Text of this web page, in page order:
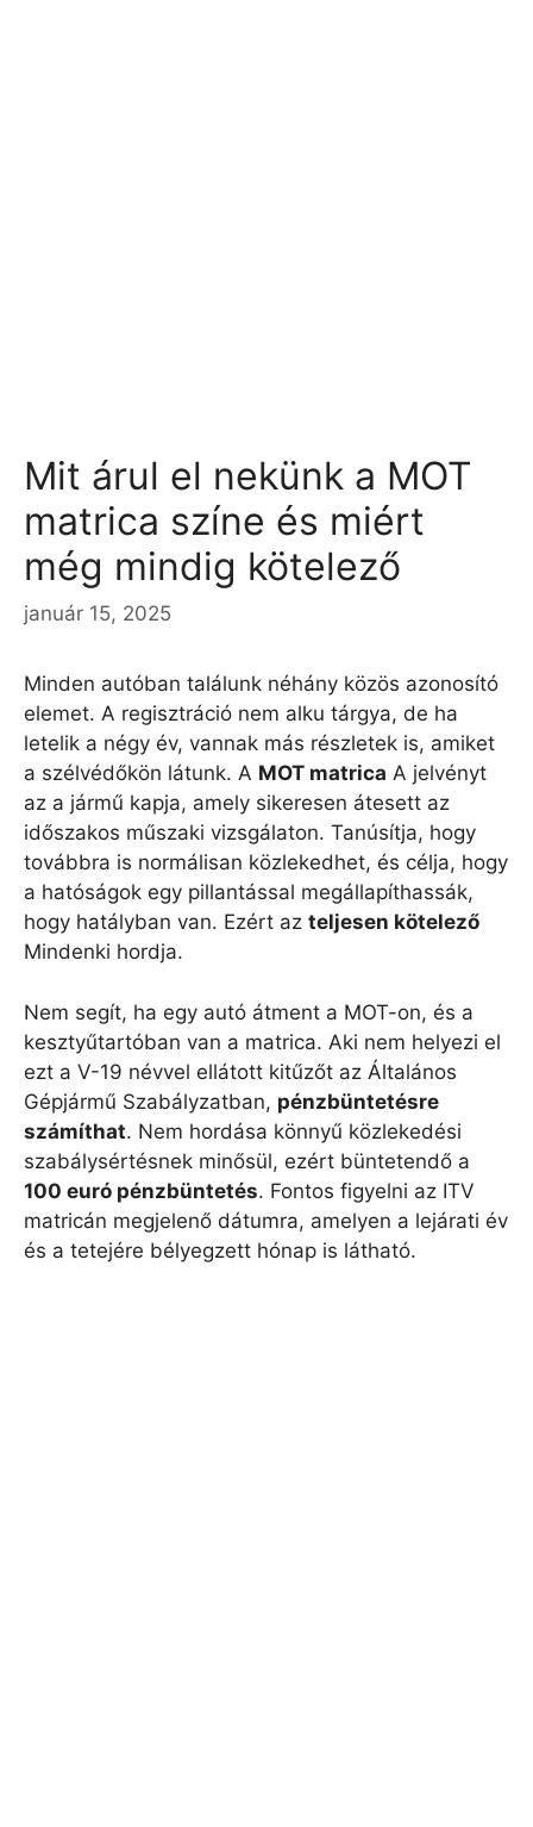
Mit árul el nekünk a MOT
matrica színe és miért
még mindig kötelező
január 15, 2025
Minden autóban találunk néhány közös azonosító
elemet. A regisztráció nem alku tárgya, de ha
letelik a négy év, vannak más részletek is, amiket
a szélvédőkön látunk. A MOT matrica A jelvényt
az a jármű kapja, amely sikeresen átesett az
időszakos műszaki vizsgálaton. Tanúsítja, hogy
továbbra is normálisan közlekedhet, és célja, hogy
a hatóságok egy pillantással megállapíthassák,
hogy hatályban van. Ezért az teljesen kötelező
Mindenki hordja.
Nem segít, ha egy autó átment a MOT-on, és a
kesztyűtartóban van a matrica. Aki nem helyezi el
ezt a V-19 névvel ellátott kitűzőt az Általános
Gépjármű Szabályzatban, pénzbüntetésre
számíthat. Nem hordása könnyű közlekedési
szabálysértésnek minősül, ezért büntetendő a
100 euró pénzbüntetés. Fontos figyelni az ITV
matricán megjelenő dátumra, amelyen a lejárati év
és a tetejére bélyegzett hónap is látható.